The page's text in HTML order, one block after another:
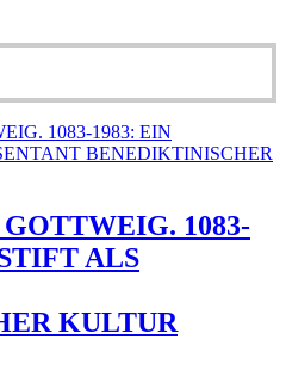
1083-
ALS
KULTUR